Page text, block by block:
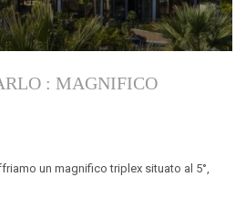
: MAGNIFICO
un magnifico triplex situato al 5°,